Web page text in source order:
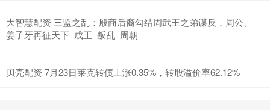
大智慧配资 三监之乱：殷商后裔勾结周武王之弟谋反，周公、
姜子牙再征天下_成王_叛乱_周朝
贝壳配资 7月23日莱克转债上涨0.35%，转股溢价率62.12%